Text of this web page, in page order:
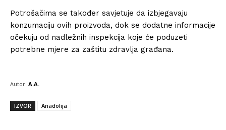
Potrošačima se također savjetuje da izbjegavaju
konzumaciju ovih proizvoda, dok se dodatne informacije
očekuju od nadležnih inspekcija koje će poduzeti
potrebne mjere za zaštitu zdravlja građana.
Autor: A.A.
IZVOR Anadolija